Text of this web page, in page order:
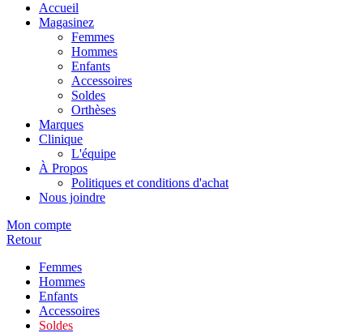
Accueil
Magasinez
Femmes
Hommes
Enfants
Accessoires
Soldes
Orthèses
Marques
Clinique
L'équipe
À Propos
Politiques et conditions d'achat
Nous joindre
Mon compte
Retour
Femmes
Hommes
Enfants
Accessoires
Soldes